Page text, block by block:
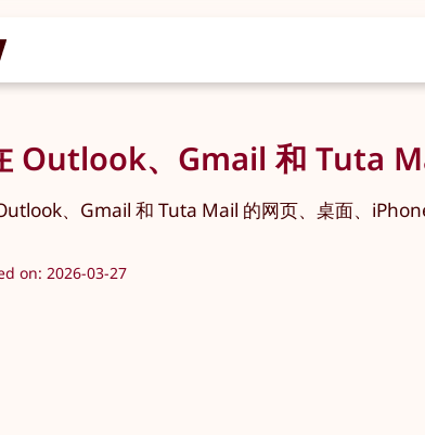
Outlook、Gmail 和 Tuta
、Gmail 和 Tuta Mail 的网页、桌面、
on: 2026-03-27